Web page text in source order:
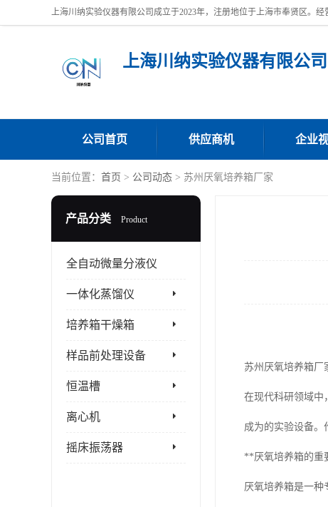
上海川纳实验仪器有限公司
公司首页 供应商机 企业
当前位置： 首页 > 公司动态 > 苏州厌氧培养箱厂家
产品分类 Product
全自动微量分液仪
一体化蒸馏仪
培养箱干燥箱
样品前处理设备
恒温槽
离心机
摇床振荡器
苏州厌氧培养箱厂
在现代科研领域中
成为的实验设备。
**厌氧培养箱的重
厌氧培养箱是一种